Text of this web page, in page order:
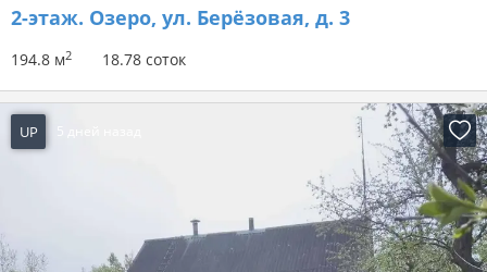
2-этаж. Озеро, ул. Берёзовая, д. 3
194.8 м2 18.78 соток
UP